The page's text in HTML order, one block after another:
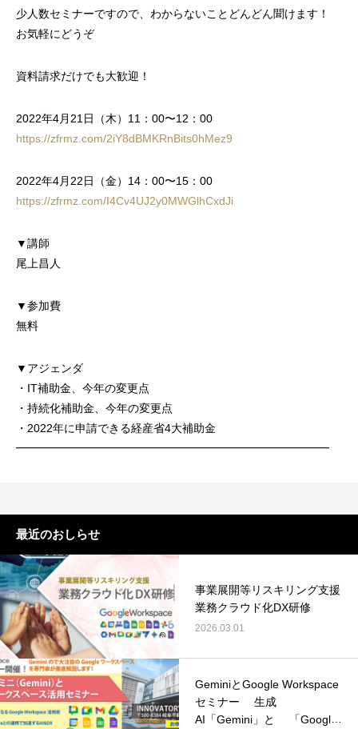
少人数セミナーですので、わからないことどんどん聞けます！
お気軽にどうぞ
資料請求だけでも大歓迎！
2022年4月21日（木）11：00〜12：00
https://zfrmz.com/2iY8dBMKRnBits0hMez9
2022年4月22日（金）14：00〜15：00
https://zfrmz.com/I4Cv4UJ2y0MWGlhCxdJi
▼講師
尾上昌人
▼参加費
無料
▼アジェンダ
・IT補助金、今年の変更点
・持続化補助金、今年の変更点
・2022年に申請できる経産省4大補助金
━━━━━━━━━━━━━━━━━━━━━━━━━━━━
最近のおしらせ
事業展開等リスキリング支援
業務クラウド化DX研修
2026.03.01
GeminiとGoogle Workspace
セミナー 生成
AI「Gemini」と 「Google